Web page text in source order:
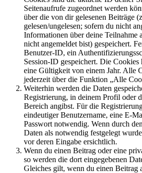
Seitenaufrufe zugeordnet werden
über die von dir gelesenen Beiträge
gelesen/ungelesen; sofern du nicht
Informationen über deine Teilnahme
nicht angemeldet bist) gespeichert.
Benutzer-ID, ein
Session-ID gespeichert. Die Cookies
eine Gültigkeit von einem Jahr. Alle
jederzeit über die Funktion „Alle
Weiterhin werden die Daten
Registrierung, in deinem Profil oder
Bereich angibst. Für die
eindeutiger Benutzername, eine E-
Passwort notwendig. Wenn durch
Daten als notwendig festgelegt
vor deren Eingabe ersichtlich.
Wenn du einen Beitrag oder eine
so werden die dort eingegebenen
Gleiches gilt, wenn du einen Beitrag